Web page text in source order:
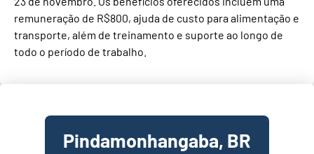
remuneração de R$800, ajuda de custo para alimentação e
transporte, além de treinamento e suporte ao longo de
todo o período de trabalho.
Pindamonhangaba, BR